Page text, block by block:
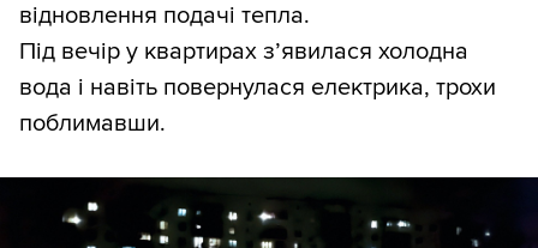
відновлення подачі тепла.
Під вечір у квартирах з’явилася холодна
вода і навіть повернулася електрика, трохи
поблимавши.